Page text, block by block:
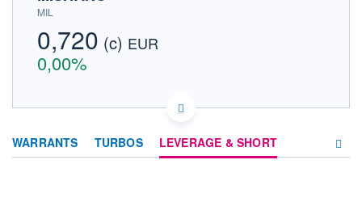
MIL
0,720 (c) EUR
0,00%
Cotation sur les autres places
WARRANTS TURBOS LEVERAGE & SHORT